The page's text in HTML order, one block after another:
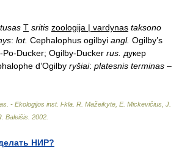
T sritis zoologija | vardynas taksono
: lot. Cephalophus ogilbyi angl. Ogilby’s
Po-Ducker; Ogilby-Ducker rus. дукер
d’Ogilby ryšiai: platesnis terminas –
- Ekologijos inst. l-kla R. Mažeikytė, E. Mickevičius, J.
Baleišis 2002
НИР?